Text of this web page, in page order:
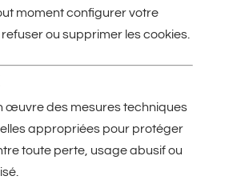
moment configurer votre
ou supprimer les cookies.
œuvre des mesures techniques
appropriées pour protéger
toute perte, usage abusif ou